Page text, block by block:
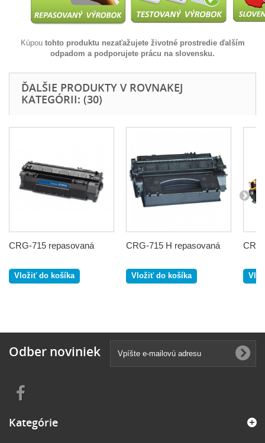
Kúpoutohto produktu nezaťažujete životné prostredie ďalším
odpadom a podporujete prácu na slovensku.
ĎALŠIE PRODUKTY V ROVNAKEJ
KATEGÓRII: (30)
CRG-715 repasovaná
Vložiť do košíka
CRG-715 H repasovaná
Vložiť do košíka
Odber noviniek
Kategórie